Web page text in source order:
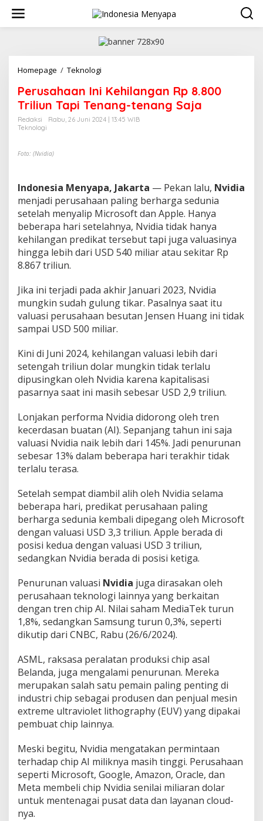
w
Homepage / Teknologi
u
s
a
n
i
K
e
h
i
l
a
n
R
p
8
8
0
0
r
l
u
n
T
i
T
n
a
n
g
t
e
n
a
n
g
S
j
a
Perusahaan Ini Kehilangan Rp 8.800
Triliun Tapi Tenang-tenang Saja
Redaksi
Rabu, 26 Juni 2024 | 13:45 WIB
Teknologi
Foto: (Nvidia)
Indonesia Menyapa, Jakarta — Pekan lalu, Nvidia
menjadi perusahaan paling berharga sedunia
setelah menyalip Microsoft dan Apple. Hanya
beberapa hari setelahnya, Nvidia tidak hanya
kehilangan predikat tersebut tapi juga valuasinya
hingga lebih dari USD 540 miliar atau sekitar Rp
8.867 triliun.
Jika ini terjadi pada akhir Januari 2023, Nvidia
mungkin sudah gulung tikar. Pasalnya saat itu
valuasi perusahaan besutan Jensen Huang ini tidak
sampai USD 500 miliar.
Kini di Juni 2024, kehilangan valuasi lebih dari
setengah triliun dolar mungkin tidak terlalu
dipusingkan oleh Nvidia karena kapitalisasi
pasarnya saat ini masih sebesar USD 2,9 triliun.
Lonjakan performa Nvidia didorong oleh tren
kecerdasan buatan (AI). Sepanjang tahun ini saja
valuasi Nvidia naik lebih dari 145%. Jadi penurunan
sebesar 13% dalam beberapa hari terakhir tidak
terlalu terasa.
Setelah sempat diambil alih oleh Nvidia selama
beberapa hari, predikat perusahaan paling
berharga sedunia kembali dipegang oleh Microsoft
dengan valuasi USD 3,3 triliun. Apple berada di
posisi kedua dengan valuasi USD 3 triliun,
sedangkan Nvidia berada di posisi ketiga.
Penurunan valuasi Nvidia juga dirasakan oleh
perusahaan teknologi lainnya yang berkaitan
dengan tren chip AI. Nilai saham MediaTek turun
1,8%, sedangkan Samsung turun 0,3%, seperti
dikutip dari CNBC, Rabu (26/6/2024).
ASML, raksasa peralatan produksi chip asal
Belanda, juga mengalami penurunan. Mereka
merupakan salah satu pemain paling penting di
industri chip sebagai produsen dan penjual mesin
extreme ultraviolet lithography (EUV) yang dipakai
pembuat chip lainnya.
Meski begitu, Nvidia mengatakan permintaan
terhadap chip AI miliknya masih tinggi. Perusahaan
seperti Microsoft, Google, Amazon, Oracle, dan
Meta membeli chip Nvidia senilai miliaran dolar
untuk mentenagai pusat data dan layanan cloud-
nya.